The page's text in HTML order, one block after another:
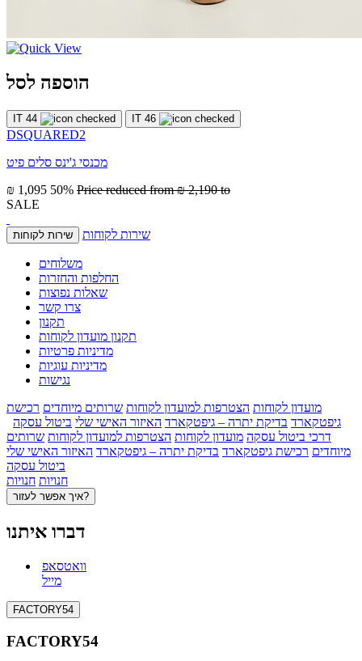
הוספה לסל
IT 44 IT 46
DSQUARED2
מכנסי ג'ינס סלים פיט
₪ 1,095 50% Price reduced from₪ 2,190 to
SALE
שירות לקוחות שירות לקוחות
משלוחים
החלפות והחזרות
שאלות נפוצות
צרו קשר
תקנון
תקנון מועדון לקוחות
מדיניות פרטיות
מדיניות עוגיות
נגישות
מועדון לקוחות הצטרפות למועדון לקוחות שרותים מיוחדים רכישת
גיפטקארד בדיקת יתרה – גיפטקארד האיזור האישי שלי ביטול עסקה
דרכי ביטול עסקה מועדון לקוחות הצטרפות למועדון לקוחות שרותים
מיוחדים רכישת גיפטקארד בדיקת יתרה – גיפטקארד האיזור האישי שלי
ביטול עסקה
חנויות חנויות
איך אפשר לעזור?
דברו איתנו
וואטסאפ
מייל
FACTORY54
FACTORY54